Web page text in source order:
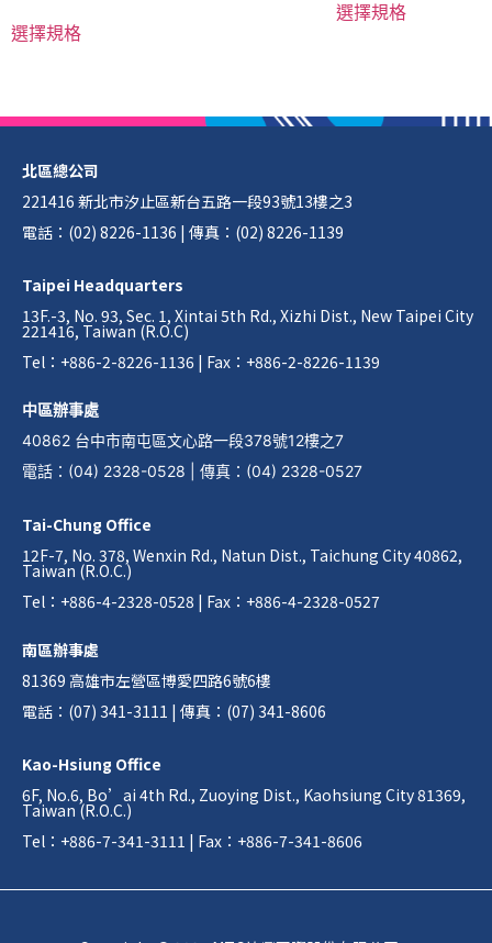
選擇規格
選擇規格
北區總公司
221416 新北市汐止區新台五路一段93號13樓之3
電話：(02) 8226-1136 | 傳真：(02) 8226-1139
Taipei Headquarters
13F.-3, No. 93, Sec. 1, Xintai 5th Rd., Xizhi Dist., New Taipei City
221416, Taiwan (R.O.C)
Tel：+886-2-8226-1136 | Fax：+886-2-8226-1139
中區辦事處
40862 台中市南屯區文心路一段378號12樓之7
電話 ： (04) 2328-0528 傳真 ： (04) 2328-0527
Tai-Chung Office
12F-7, No. 378, Wenxin Rd., Natun Dist., Taichung City 40862,
Taiwan (R.O.C.)
Tel：+886-4-2328-0528 | Fax：+886-4-2328-0527
南區辦事處
81369 高雄市左營區博愛四路6號6樓
電話：(07) 341-3111 | 傳真：(07) 341-8606
Kao-Hsiung Office
6F, No.6, Bo’ai 4th Rd., Zuoying Dist., Kaohsiung City 81369,
Taiwan (R.O.C.)
Tel：+886-7-341-3111 | Fax：+886-7-341-8606